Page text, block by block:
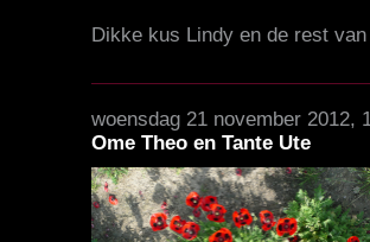
Dikke kus Lindy en de rest
woensdag 21 november 2012,
Ome Theo en Tante Ute